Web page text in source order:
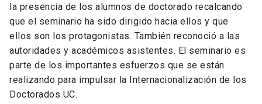
la presencia de los alumnos de doctorado recalcando
que el seminario ha sido dirigido hacia ellos y que
ellos son los protagonistas. También reconoció a las
autoridades y académicos asistentes. El seminario es
parte de los importantes esfuerzos que se están
realizando para impulsar la Internacionalización de los
Doctorados UC.